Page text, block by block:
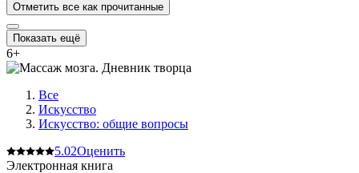
Отметить все как прочитанные
Показать ещё
6+
Все
Искусство
Искусство: общие вопросы
5.02Оценить
Электронная книга